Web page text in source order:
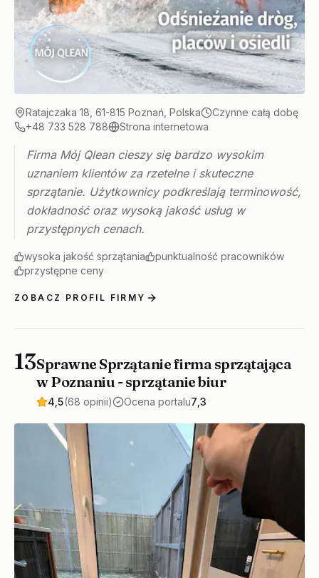
Ratajczaka 18, 61-815 Poznań, Polska
Czynne całą dobę
+48 733 528 788
Strona internetowa
Firma Mój Qlean cieszy się bardzo wysokim
uznaniem klientów za rzetelne i skuteczne
sprzątanie. Użytkownicy podkreślają terminowość,
dokładność oraz wysoką jakość usług w
przystępnych cenach.
wysoka jakość sprzątania
punktualność pracowników
przystępne ceny
ZOBACZ PROFIL FIRMY
13Sprawne Sprzątanie firma sprzątająca
w Poznaniu - sprzątanie biur
4,5(68 opinii) Ocena portalu7,3